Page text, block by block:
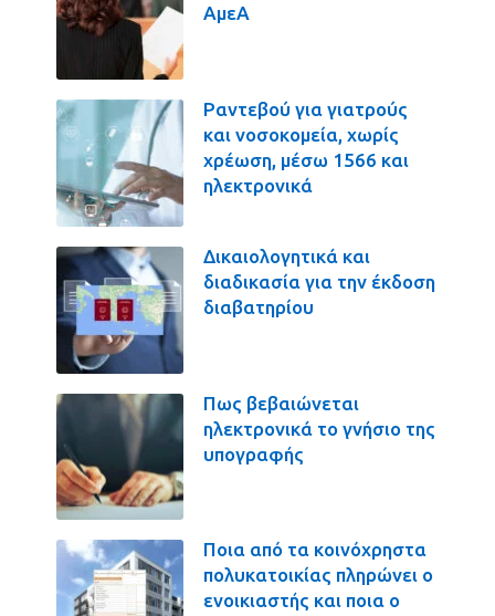
ΑμεΑ
Ραντεβού για γιατρούς
και νοσοκομεία, χωρίς
χρέωση, μέσω 1566 και
ηλεκτρονικά
Δικαιολογητικά και
διαδικασία για την έκδοση
διαβατηρίου
Πως βεβαιώνεται
ηλεκτρονικά το γνήσιο της
υπογραφής
Ποια από τα κοινόχρηστα
πολυκατοικίας πληρώνει ο
ενοικιαστής και ποια ο